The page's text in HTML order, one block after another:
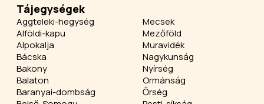
Tájegységek
Aggteleki-hegység
Alföldi-kapu
Alpokalja
Bácska
Bakony
Balaton
Baranyai-dombság
Mecsek
Mezőföld
Muravidék
Nagykunság
Nyírség
Ormánság
Őrség